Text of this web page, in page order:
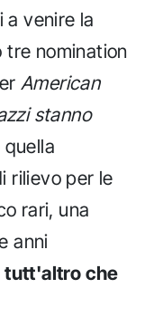
a venire la
tre nomination
American
stanno
rilievo per le
rari, una
anni
che